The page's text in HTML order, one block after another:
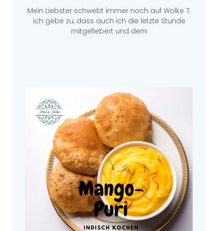
Mein Liebster schwebt immer noch auf Wolke 7.
Ich gebe zu, dass auch ich die letzte Stunde
mitgefiebert und dem